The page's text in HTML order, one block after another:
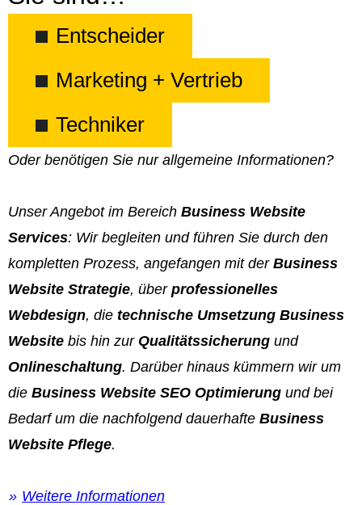
Entscheider
Marketing + Vertrieb
Techniker
Oder benötigen Sie nur allgemeine Informationen?
Unser Angebot im Bereich Business Website
Services: Wir begleiten und führen Sie durch den
kompletten Prozess, angefangen mit der Business
Website Strategie, überprofessionelles
Webdesign, die technische Umsetzung Business
Website bis hin zur Qualitätssicherung und
Onlineschaltung. Darüber hinaus kümmern wir um
die Business Website SEO Optimierung und bei
Bedarf um die nachfolgend dauerhafte Business
Website Pflege.
Weitere Informationen